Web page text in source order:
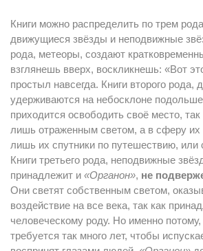
Книги можно распределить по трем
движущиеся звёзды и неподвижные
рода, метеоры, создают
взглянешь вверх, воскликнешь: «Вот
простыл навсегда. Книги второго
удерживаются на небосклоне
приходится освободить своё место, так
лишь отраженным светом, а в сферу их
лишь их спутники по путешествию, или
Книги третьего рода, неподвижные
принадлежит и «Органон», не
Они светят собственным светом,
воздействие на все века, так как
человеческому роду. Но именно
требуется так много лет, чтобы